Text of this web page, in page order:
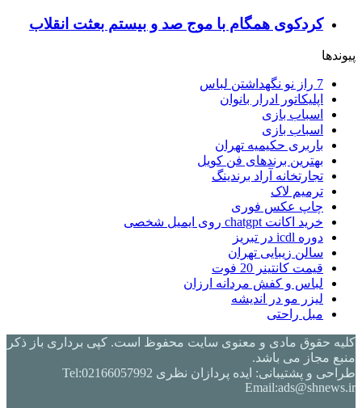
کردکوی همگام با موج صد و بیستم بعثت انقلاب
پیوندها
7 راز نو نگهداشتن لباس
اپلیکاتور ادرار بانوان
اسباب بازی
اسباب بازی
باربری حکیمیه تهران
بهترین برندهای فن کویل
تجارتخانه آراد برندینگ
ترمیم لاک
چاپ عکس فوری
خرید اکانت chatgpt روی ایمیل شخصی
دوره icdl در تبریز
سالن زیبایی تهران
قیمت کانتینر 20 فوت
لباس و کفش مردانه ارزان
لیزر مو در اندیشه
مبل راحتی
کلیه حقوق مادی و معنوی سایت محفوظ است. کپی برداری باز ذکر
منبع مجاز می باشد.
طراحی و پشتیبانی: ایده پردازان نظری Tel:02166057992
Email:ads@shnews.ir